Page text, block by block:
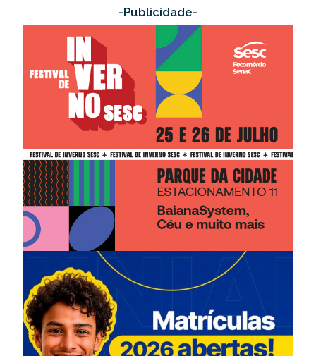
-Publicidade-